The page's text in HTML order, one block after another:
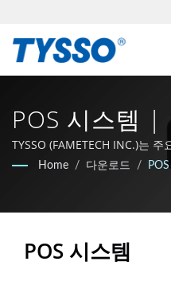
POS 시스템
대만의 AIDC
TYSSO (FAMETECH INC.)는
ISO-9001 / 9002 인증을 받은
량을 바탕으로 성장하였으며,
의 선두에 머무를 것을 약속하
Home / 다운로드 /
POS 시스템